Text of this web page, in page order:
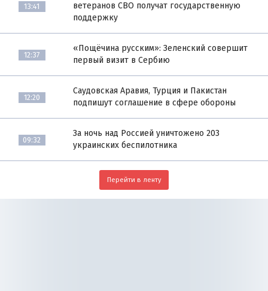
13:41
ветеранов СВО получат государственную
поддержку
12:37
«Пощёчина русским»: Зеленский совершит
первый визит в Сербию
12:20
Саудовская Аравия, Турция и Пакистан
подпишут соглашение в сфере обороны
09:32
За ночь над Россией уничтожено 203
украинских беспилотника
Перейти в ленту